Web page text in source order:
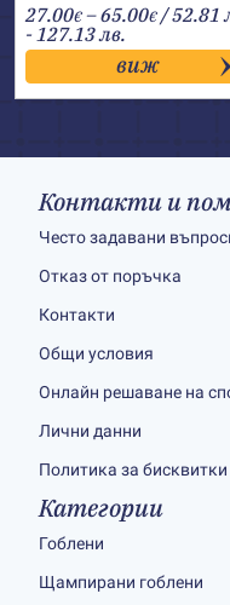
27.00€ –65.00€Price
range:
27.00€
through
65.00€
/ 52.81
- 127.13 лв.
виж
Контакти и
Често задавани
Отказ от поръчка
Контакти
Общи условия
Онлайн решаване на
Лични данни
Политика за бисквитки
Категории
Гоблени
Щампирани гоблени